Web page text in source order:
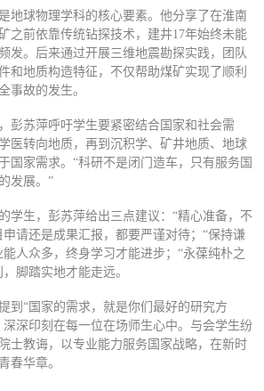
地球物理学科的核心要素。他分享了在淮南
之前依靠传统钻探技术，建井17年始终未能
发。后来通过开展三维地震勘探实践，团队
和地质构造特征，不仅帮助煤矿实现了顺利
事故的发生。
彭苏萍呼吁学生要紧密结合国家和社会需
医转向地质，再到沉积学、矿井地质、地球
国家需求。“科研不是闭门造车，只有服务国
发展。”
学生，彭苏萍给出三点建议：“精心准备，不
请还是成果汇报，都要严谨对待；“保持谦
人众多，终身学习才能进步；“永葆纯朴之
脚踏实地才能走远。
到“国家的需求，就是你们最好的研究方
深深印刻在每一位在场师生心中。与会学生纷
士教诲，以专业能力服务国家战略，在新时
春华章。